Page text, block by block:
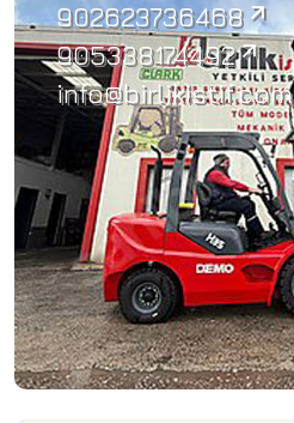
902623736468
905338174492
info@birlikistif.com